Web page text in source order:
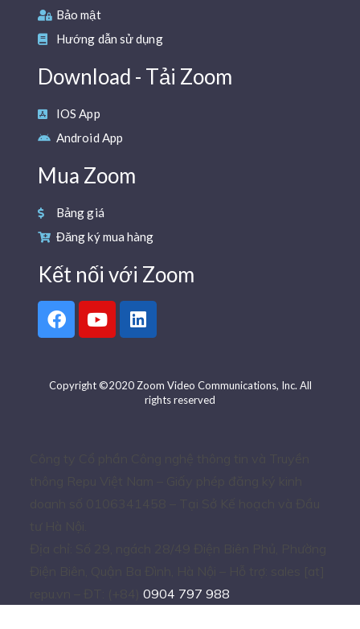
Bảo mật
Hướng dẫn sử dụng
Download - Tải Zoom
IOS App
Android App
Mua Zoom
Bảng giá
Đăng ký mua hàng
Kết nối với Zoom
Copyright ©2020 Zoom Video Communications, Inc. All
rights reserved
repu.vn – ĐT: (+84)0904 797 988